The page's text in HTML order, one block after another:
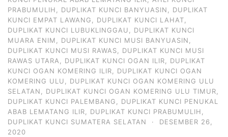
PRABUMULIH, DUPLIKAT KUNCI BANYUASIN, DUPLIKAT
KUNCI EMPAT LAWANG, DUPLIKAT KUNCI LAHAT,
DUPLIKAT KUNCI LUBUKLINGGAU, DUPLIKAT KUNCI
MUARA ENIM, DUPLIKAT KUNCI MUSI BANYUASIN,
DUPLIKAT KUNCI MUSI RAWAS, DUPLIKAT KUNCI MUSI
RAWAS UTARA, DUPLIKAT KUNCI OGAN ILIR, DUPLIKAT
KUNCI OGAN KOMERING ILIR, DUPLIKAT KUNCI OGAN
KOMERING ULU, DUPLIKAT KUNCI OGAN KOMERING ULU
SELATAN, DUPLIKAT KUNCI OGAN KOMERING ULU TIMUR,
DUPLIKAT KUNCI PALEMBANG, DUPLIKAT KUNCI PENUKAL
ABAB LEMATANG ILIR, DUPLIKAT KUNCI PRABUMULIH,
DUPLIKAT KUNCI SUMATERA SELATAN
·
DESEMBER 26,
2020